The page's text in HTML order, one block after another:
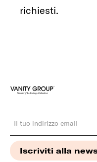
richiesti.